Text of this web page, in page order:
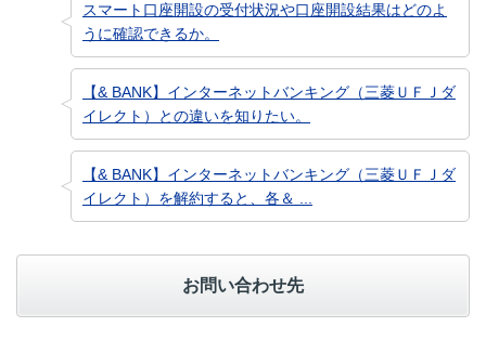
スマート口座開設の受付状況や口座開設結果はどのよ
うに確認できるか。
【& BANK】インターネットバンキング（三菱ＵＦＪダ
イレクト）との違いを知りたい。
【& BANK】インターネットバンキング（三菱ＵＦＪダ
イレクト）を解約すると、各＆ ...
お問い合わせ先